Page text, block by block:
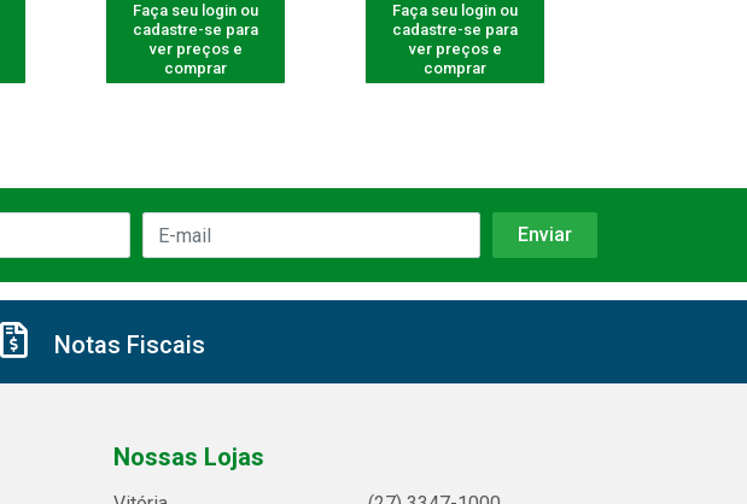
Faça seu login ou
cadastre-se para
ver preços e
comprar
Faça seu login ou
cadastre-se para
ver preços e
comprar
Notas Fiscais
Nossas Lojas